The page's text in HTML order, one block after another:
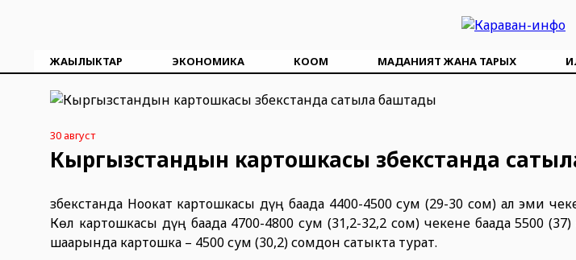
ЖАҢЫЛЫКТАР ЭКОНОМИКА КООМ МАДАНИЯТ ЖАНА ТАРЫХ
30 август
Кыргызстандын картошкасы Өзбекстанда
Өзбекстанда Ноокат картошкасы дүң баада 4400-4500 сум (29-30 сом) ал эми
Көл картошкасы дүң баада 4700-4800 сум (31,2-32,2 сом) чекене баада 5500
шаарында картошка – 4500 сум (30,2) сомдон сатыкта турат.